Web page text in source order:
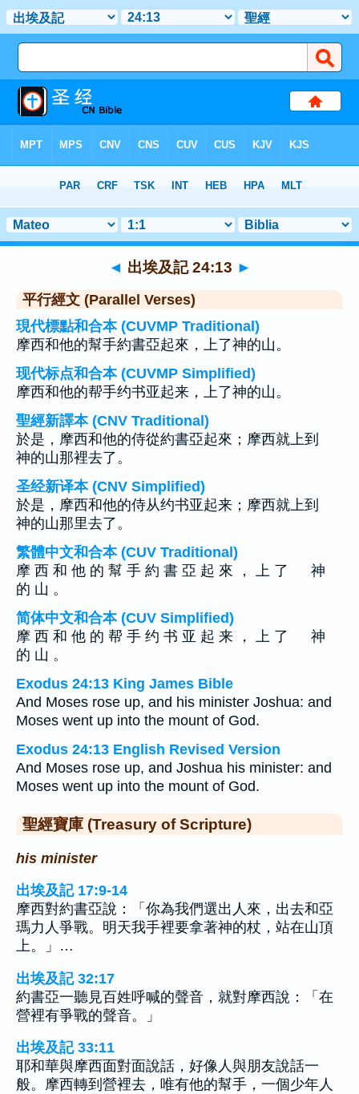
章 24> 聖經金句 13
◄ 出埃及記 24:13 ►
平行經文 (Parallel Verses)
現代標點和合本 (CUVMP Traditional)
摩西和他的幫手約書亞起來，上了神的山。
现代标点和合本 (CUVMP Simplified)
摩西和他的帮手约书亚起来，上了神的山。
聖經新譯本 (CNV Traditional)
於是，摩西和他的侍從約書亞起來；摩西就上到
神的山那裡去了。
圣经新译本 (CNV Simplified)
於是，摩西和他的侍从约书亚起来；摩西就上到
神的山那里去了。
繁體中文和合本 (CUV Traditional)
摩 西 和 他 的 幫 手 約 書 亞 起 來 ， 上 了 神
的 山 。
简体中文和合本 (CUV Simplified)
摩 西 和 他 的 帮 手 约 书 亚 起 来 ， 上 了 神
的 山 。
Exodus 24:13 King James Bible
And Moses rose up, and his minister Joshua: and
Moses went up into the mount of God.
Exodus 24:13 English Revised Version
And Moses rose up, and Joshua his minister: and
Moses went up into the mount of God.
聖經寶庫 (Treasury of Scripture)
his minister
出埃及記 17:9-14
摩西對約書亞說：「你為我們選出人來，出去和亞
瑪力人爭戰。明天我手裡要拿著神的杖，站在山頂
上。」…
出埃及記 32:17
約書亞一聽見百姓呼喊的聲音，就對摩西說：「在
營裡有爭戰的聲音。」
出埃及記 33:11
耶和華與摩西面對面說話，好像人與朋友說話一
般。摩西轉到營裡去，唯有他的幫手，一個少年人